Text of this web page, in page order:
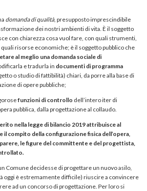
domanda di qualità, presupposto imprescindibile
dei nostri ambienti di vita. È il soggetto
con chiarezza cosa vuol fare, con quali strumenti,
risorse economiche; è il soggetto pubblico che
al meglio una domanda sociale di
e tradurla in documenti di programma
o studio di fattibilità) chiari, da porre alla base di
di opere pubbliche;
funzioni di controllo dell’intero iter di
pubblica, dalla progettazione al collaudo.
nella legge di bilancio 2019 attribuisce al
il compito della configurazione fisica dell’opera,
le figure del committente e del progettista,
Comune decidesse di progettare un nuovo asilo,
oggi è estremamente difficile) riuscire a convincere
ad un concorso di progettazione. Per loro si